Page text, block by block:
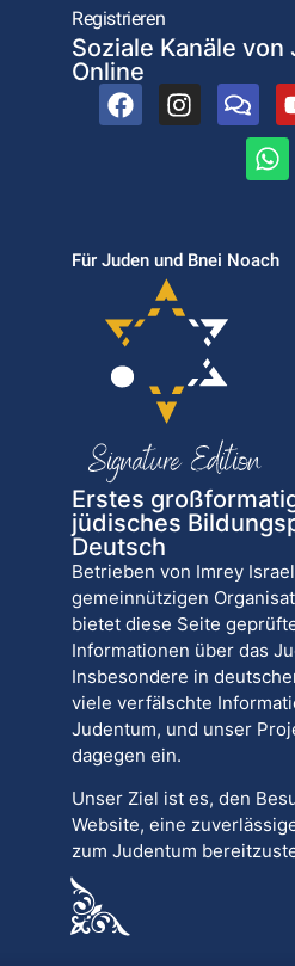
Registrieren
Soziale Kanäle
Online
Für Juden und Bnei Noach
Erstes
jüdisches
Deutsch
Betrieben von Imrey
gemeinnützigen
bietet diese Seite
Informationen über das
Insbesondere in
viele verfälschte
Judentum, und unser
dagegen ein.
Unser Ziel ist es, den
Website, eine
zum Judentum